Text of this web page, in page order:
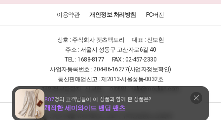
이용약관 개인정보 처리방침 PC버전
상호 : 주식회사 캣츠팩토리
대표 : 신보현
주소 : 서울시 성동구 고산자로6길 40
TEL : 1688-8177
FAX : 02-457-2330
사업자등록번호 : 204-86-16277(사업자정보확인)
통신판매업신고 : 제2013-서울성동-0032호
개인정보담당자 : 신보현